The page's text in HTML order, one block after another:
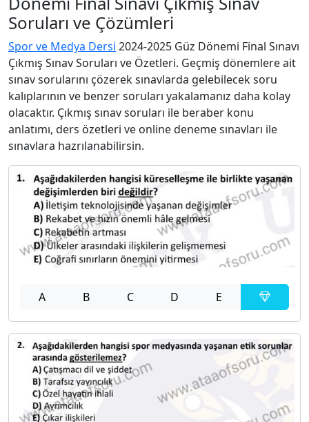
Soruları ve Çözümleri
Spor ve Medya Dersi 2024-2025 Güz Dönemi Final Sınavı
Çıkmış Sınav Soruları ve Özetleri. Geçmiş dönemlere ait
sınav sorularını çözerek sınavlarda gelebilecek soru
kalıplarının ve benzer soruları yakalamanız daha kolay
olacaktır. Çıkmış sınav soruları ile beraber konu
anlatımı, ders özetleri ve online deneme sınavları ile
sınavlara hazrılanabilirsin.
A B C D E